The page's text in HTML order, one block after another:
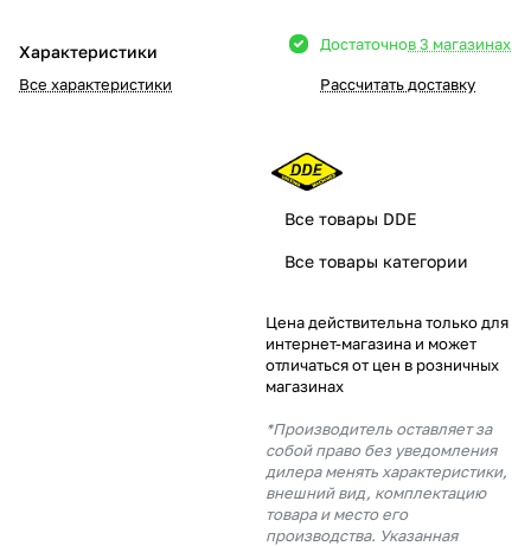
Характеристики
Все характеристики
Достаточнов 3 магазинах
Рассчитать доставку
Все товары DDE
Все товары категории
Цена действительна только для
интернет-магазина и может
отличаться от цен в розничных
магазинах
*Производитель оставляет за
собой право без уведомления
дилера менять характеристики,
внешний вид, комплектацию
товара и место его
производства. Указанная
в корзину
% картой любого банка
% будут
с вашей карты